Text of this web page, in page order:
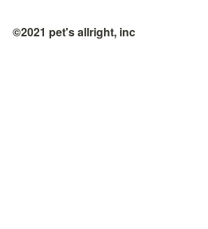
©2021 pet's allright, inc